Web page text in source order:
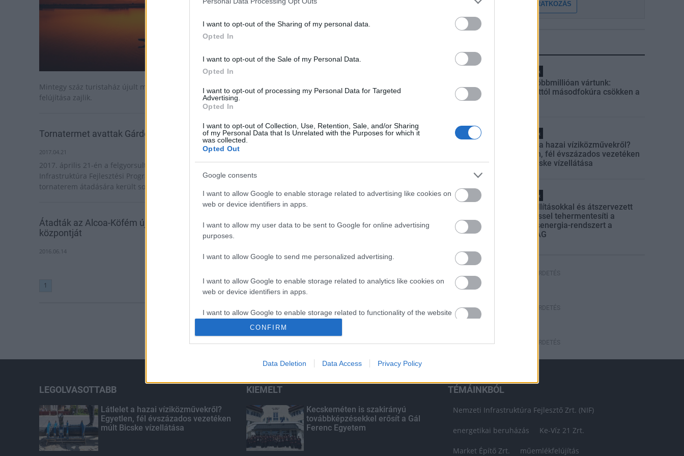
I want to opt-out of the Sharing of my personal data.
Opted In
I want to opt-out of the Sale of my Personal Data.
Opted In
I want to opt-out of processing my Personal Data for Targeted
Advertising.
Opted In
I want to opt-out of Collection, Use, Retention, Sale, and/or Sharing
of my Personal Data that Is Unrelated with the Purposes for which it
was collected.
Opted Out
Google consents
I want to allow Google to enable storage related to advertising like cookies on
web or device identifiers in apps.
I want to allow my user data to be sent to Google for online advertising
purposes.
I want to allow Google to send me personalized advertising.
I want to allow Google to enable storage related to analytics like cookies on
web or device identifiers in apps.
I want to allow Google to enable storage related to functionality of the website
I want to allow Google to enable storage related to personalization.
I want to allow Google to enable storage related to security, including
CONFIRM
Data Deletion Data Access Privacy Policy
Mintegy száz turistaház újult meg és további ötven
felújítása zajlik.
Tornatermet avattak Gárdonyban
2017.04.21
2017. április 21-én a felgyorsult Nemzeti Köznevelési
Infrastruktúra Fejlesztési Program keretében új
tornaterem átadására került sor Gárdonyban.
Átadták az Alcoa-Köfém új globális szolgáltató
központját
2016.06.14
pedig megkezdi a felújítását. A mintegy 1,2 milliárd
csatorna mentén közlekedőknek
december 20-án került sor. A felújított területet
karácsonyra már a gyalogosok és az autósok is
Átadták a kosárszövetség új edzőközpontját
Székesfehérváron
Átadták csütörtökön a Magyar Kosárlabdázók Országos
edzőközpontját Székesfehérváron.
1
FELIRATKOZÁS
Helyi hírek
Amire többmillióan vártunk:
szombattól másodfokúra csökken a
Helyi hírek
Látlelet a hazai víziközművekről?
Egyetlen, fél évszázados vezetéken
múlt Bicske vízellátása
Helyi hírek
Gyárleállításokkal és átszervezett
termeléssel tehermentesíti a
villamosenergia-rendszert a
STRABAG
HIRDETÉS
HIRDETÉS
HIRDETÉS
LEGOLVASOTTABB
Látlelet a hazai víziközművekről?
Egyetlen, fél évszázados vezetéken
múlt Bicske vízellátása
KIEMELT
Kecskeméten is szakirányú
továbbképzésekkel erősít a Gál
Ferenc Egyetem
TÉMÁINKBÓL
Nemzeti Infrastruktúra Fejlesztő Zrt. (NIF)
energetikai beruházás Ke-Víz 21 Zrt.
Market Építő Zrt. műemlékfelújítás